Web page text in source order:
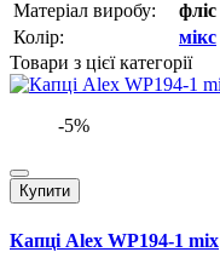
Матеріал виробу:
фліс
Колір:
мікс
Товари з цієї категорії
-5%
Купити
Капці Alex WP194-1 mix